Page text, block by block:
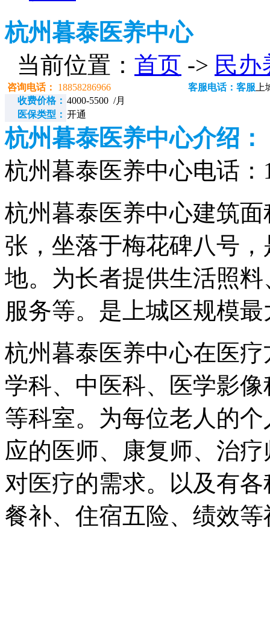
杭州暮泰医养中心
当前位置： 首页 -> 民办
咨询电话： 18858286966 客服电话：客服
收费价格： 4000-5500 /月
医保类型： 开通
杭州暮泰医养中心介绍：
杭州暮泰医养中心电话：
杭州暮泰医养中心建筑
张，坐落于梅花碑八号
地。为长者提供生活照
服务等。是上城区规模
杭州暮泰医养中心在医
学科、中医科、医学影
等科室。为每位老人的
应的医师、康复师、治
对医疗的需求。以及有
餐补、住宿五险、绩效等